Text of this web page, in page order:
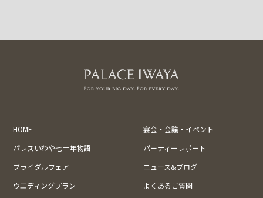
HOME
宴会・会議・イベント
パレスいわや七十年物語
パーティーレポート
ブライダルフェア
ニュース&ブログ
ウエディングプラン
よくあるご質問